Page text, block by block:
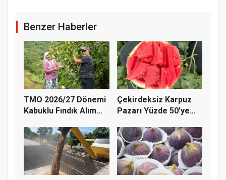
Benzer Haberler
TMO 2026/27 Dönemi
Kabuklu Fındık Alım
Çekirdeksiz Karpuz
Pazarı Yüzde 50’ye